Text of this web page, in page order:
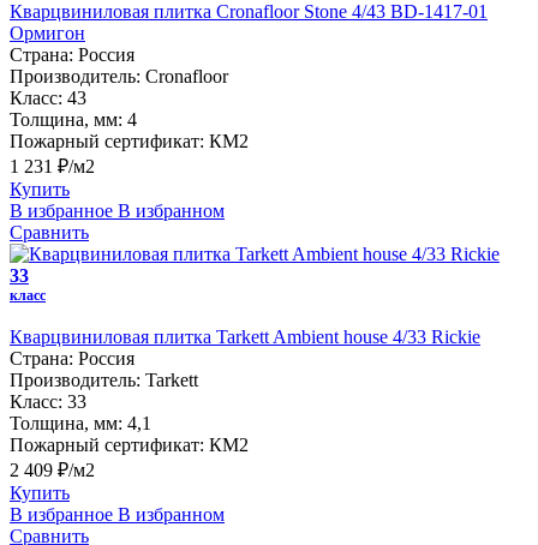
Кварцвиниловая плитка Cronafloor Stone 4/43 BD-1417-01
Ормигон
Страна: Россия
Производитель: Cronafloor
Класс: 43
Толщина, мм: 4
Пожарный сертификат: КМ2
1 231 ₽/м2
Купить
В избранное В избранном
Сравнить
33
класс
Кварцвиниловая плитка Tarkett Ambient house 4/33 Rickie
Страна: Россия
Производитель: Tarkett
Класс: 33
Толщина, мм: 4,1
Пожарный сертификат: КМ2
2 409 ₽/м2
Купить
В избранное В избранном
Сравнить